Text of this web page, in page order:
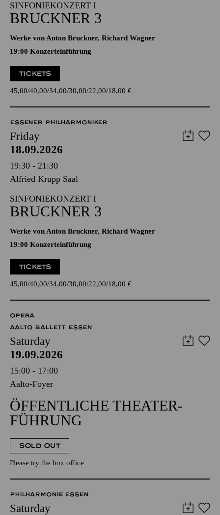
SINFONIEKONZERT I
BRUCKNER 3
Werke von Anton Bruckner, Richard Wagner
19:00 Konzerteinführung
TICKETS
45,00 40,00 34,00 30,00 22,00 18,00 €
ESSENER PHILHARMONIKER
Friday
18.09.2026
19:30 - 21:30
Alfried Krupp Saal
SINFONIEKONZERT I
BRUCKNER 3
Werke von Anton Bruckner, Richard Wagner
19:00 Konzerteinführung
TICKETS
45,00 40,00 34,00 30,00 22,00 18,00 €
OPERA
AALTO BALLETT ESSEN
Saturday
19.09.2026
15:00 - 17:00
Aalto-Foyer
ÖFFENTLICHE THEATER­
FÜHRUNG
SOLD OUT
Please try the box office
PHILHARMONIE ESSEN
Saturday